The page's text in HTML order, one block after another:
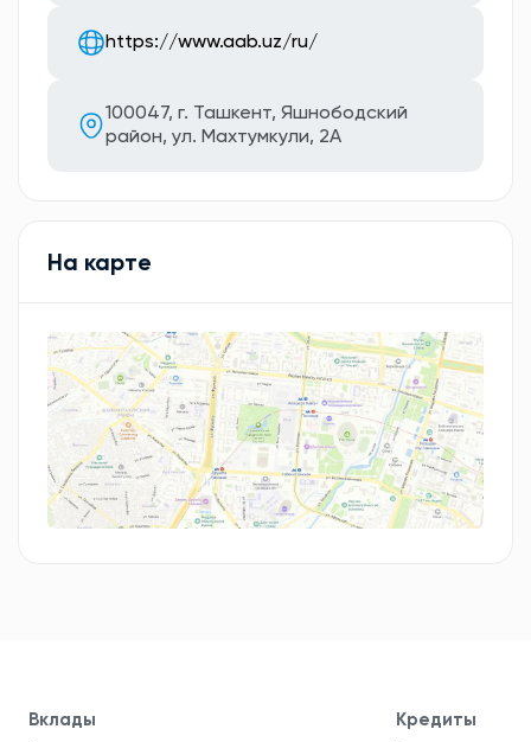
https://www.aab.uz/ru/
100047, г. Ташкент, Яшнободский
район, ул. Махтумкули, 2А
На карте
Вклады Кредиты